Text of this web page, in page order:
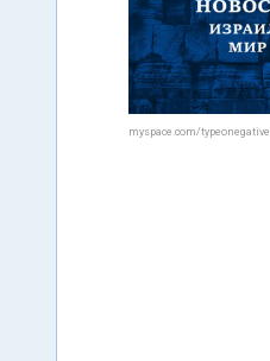
myspace.com/typeonegative